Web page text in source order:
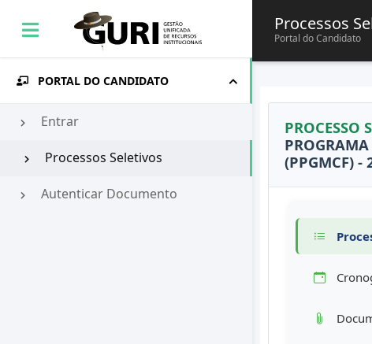
PORTAL DO CANDIDATO
Entrar
Processos Seletivos
Autenticar Documento
Processos
Portal do Candidato
PROCESSO
(PPGMCF) -